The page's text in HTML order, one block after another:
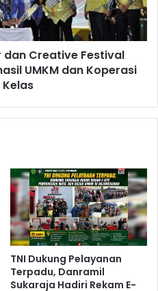
dan Creative Festival
UMKM dan Koperasi
Kelas
TNI Dukung Pelayanan
Terpadu, Danramil
Sukaraja Hadiri Rekam E-